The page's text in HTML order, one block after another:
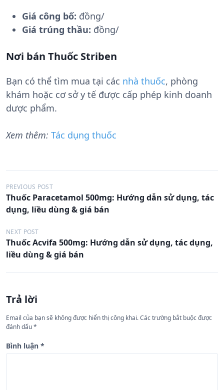
Giá công bố: đồng/
Giá trúng thầu: đồng/
Nơi bán Thuốc Striben
Bạn có thể tìm mua tại các nhà thuốc, phòng
khám hoặc cơ sở y tế được cấp phép kinh doanh
dược phẩm.
Xem thêm: Tác dụng thuốc
Đ
i
u
h
n
b
à
i
PREVIOUS POST
Thuốc Paracetamol 500mg: Hướng dẫn sử dụng, tác
dụng, liều dùng & giá bán
NEXT POST
Thuốc Acvifa 500mg: Hướng dẫn sử dụng, tác dụng,
liều dùng & giá bán
Trả lời
Email của bạn sẽ không được hiển thị công khai.Các trường bắt buộc được
đánh dấu*
Bình luận *